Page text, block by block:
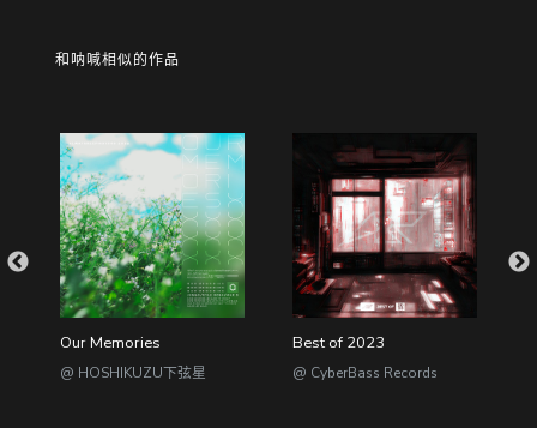
和呐喊相似的作品
Our Memories
@ HOSHIKUZU下弦星
Best of 2023
@ CyberBass Records